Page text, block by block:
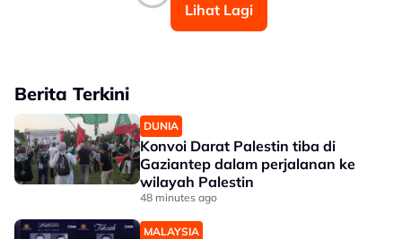
Lihat Lagi
Berita Terkini
DUNIA
Konvoi Darat Palestin tiba di
Gaziantep dalam perjalanan ke
wilayah Palestin
48 minutes ago
MALAYSIA